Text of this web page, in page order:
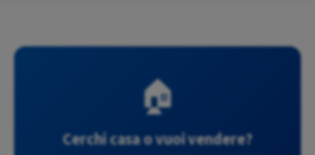
🏠
Cerchi casa o vuoi vendere?